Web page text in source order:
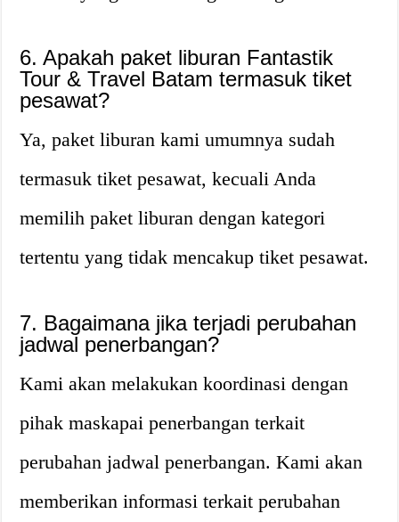
6. Apakah paket liburan Fantastik
Tour & Travel Batam termasuk tiket
pesawat?
Ya, paket liburan kami umumnya sudah
termasuk tiket pesawat, kecuali Anda
memilih paket liburan dengan kategori
tertentu yang tidak mencakup tiket pesawat.
7. Bagaimana jika terjadi perubahan
jadwal penerbangan?
Kami akan melakukan koordinasi dengan
pihak maskapai penerbangan terkait
perubahan jadwal penerbangan. Kami akan
memberikan informasi terkait perubahan